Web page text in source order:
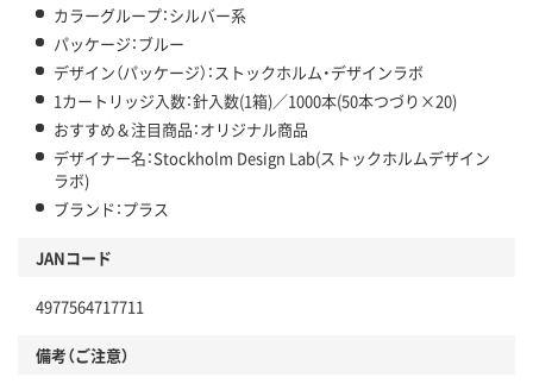
カラーグループ：シルバー系
パッケージ：ブルー
デザイン（パッケージ）：ストックホルム・デザインラボ
1カートリッジ入数：針入数(1箱)／1000本(50本つづり×20)
おすすめ＆注目商品：オリジナル商品
デザイナー名：Stockholm Design Lab(ストックホルムデザイン
ラボ)
ブランド：プラス
JANコード
4977564717711
備考（ご注意）